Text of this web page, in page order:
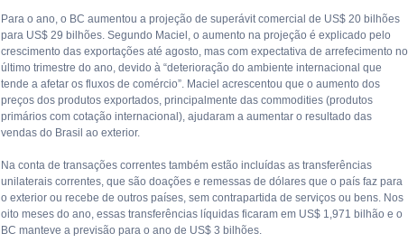
Para o ano, o BC aumentou a projeção de superávit comercial de US$ 20 bilhões
para US$ 29 bilhões. Segundo Maciel, o aumento na projeção é explicado pelo
crescimento das exportações até agosto, mas com expectativa de arrefecimento no
último trimestre do ano, devido à “deterioração do ambiente internacional que
tende a afetar os fluxos de comércio”. Maciel acrescentou que o aumento dos
preços dos produtos exportados, principalmente das commodities (produtos
primários com cotação internacional), ajudaram a aumentar o resultado das
vendas do Brasil ao exterior.
Na conta de transações correntes também estão incluídas as transferências
unilaterais correntes, que são doações e remessas de dólares que o país faz para
o exterior ou recebe de outros países, sem contrapartida de serviços ou bens. Nos
oito meses do ano, essas transferências líquidas ficaram em US$ 1,971 bilhão e o
BC manteve a previsão para o ano de US$ 3 bilhões.